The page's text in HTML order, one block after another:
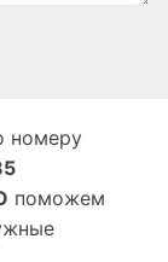
номеру
поможем